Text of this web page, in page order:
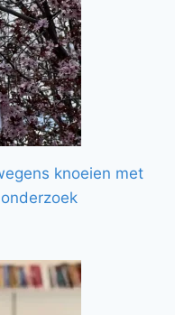
knoeien met